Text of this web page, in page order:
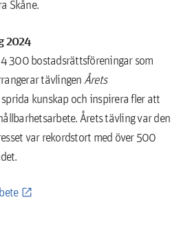
Skåne.
2024
300 bostadsrättsföreningar som
tävlingenÅrets
kunskap och inspirera fler att
Årets tävling var den
var rekordstort med över 500